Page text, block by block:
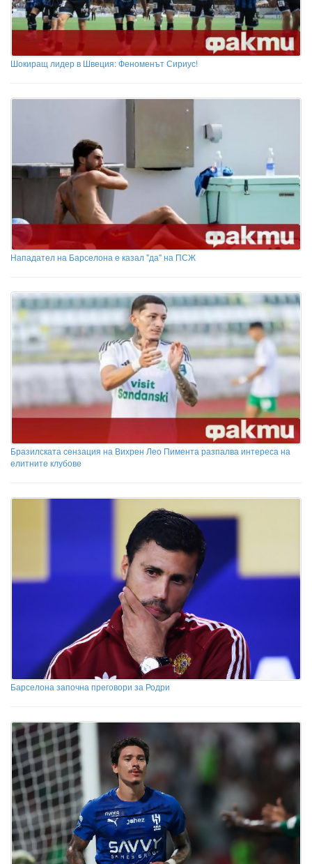
Шокиращ лидер в Швеция: Феноменът Сириус!
Нападател на Барселона е казал "да" на ПСЖ
Бразилската сензация на Вихрен Лео Пимента разпалва интереса на
елитните клубове
Барселона започна преговори за Родри